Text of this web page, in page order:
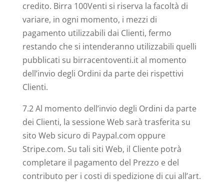
credito. Birra 100Venti si riserva la facoltà di
variare, in ogni momento, i mezzi di
pagamento utilizzabili dai Clienti, fermo
restando che si intenderanno utilizzabili quelli
pubblicati su birracentoventi.it al momento
dell’invio degli Ordini da parte dei rispettivi
Clienti.
7.2 Al momento dell’invio degli Ordini da parte
dei Clienti, la sessione Web sarà trasferita su
sito Web sicuro di Paypal.com oppure
Stripe.com. Su tali siti Web, il Cliente potrà
completare il pagamento del Prezzo e del
contributo per i costi di spedizione di cui all’art.